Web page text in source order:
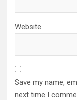
Website
Save my name,
next time I